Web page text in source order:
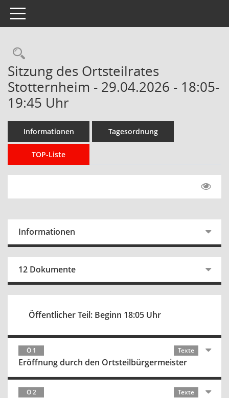
Toggle navigation
Rechercheauswahl
Sitzung des Ortsteilrates
Stotternheim - 29.04.2026 - 18:05-
19:45 Uhr
Informationen Tagesordnung
TOP-Liste
Informationen
12 Dokumente
Öffentlicher Teil: Beginn 18:05 Uhr
Ö 1 Texte
Eröffnung durch den Ortsteilbürgermeister
Ö 2 Texte